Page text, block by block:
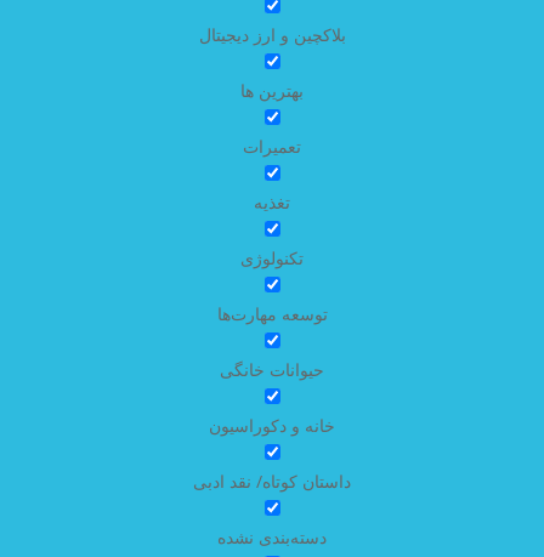
بلاکچین و ارز دیجیتال
بهترین ها
تعمیرات
تغذیه
تکنولوژی
توسعه مهارت‌ها
حیوانات خانگی
خانه و دکوراسیون
داستان کوتاه/ نقد ادبی
دسته‌بندی نشده